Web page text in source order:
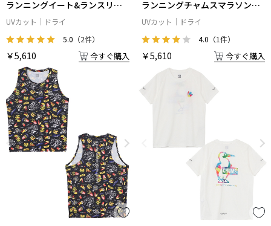
ランニングイート&ランスリー
ブレスシャツ
UVカット
ドライ
5.0 （2件）
￥5,610 今すぐ購入
ランニングチャムスマラソンス
リーブレスシャツ
UVカット
ドライ
4.0 （1件）
￥5,610 今すぐ購入